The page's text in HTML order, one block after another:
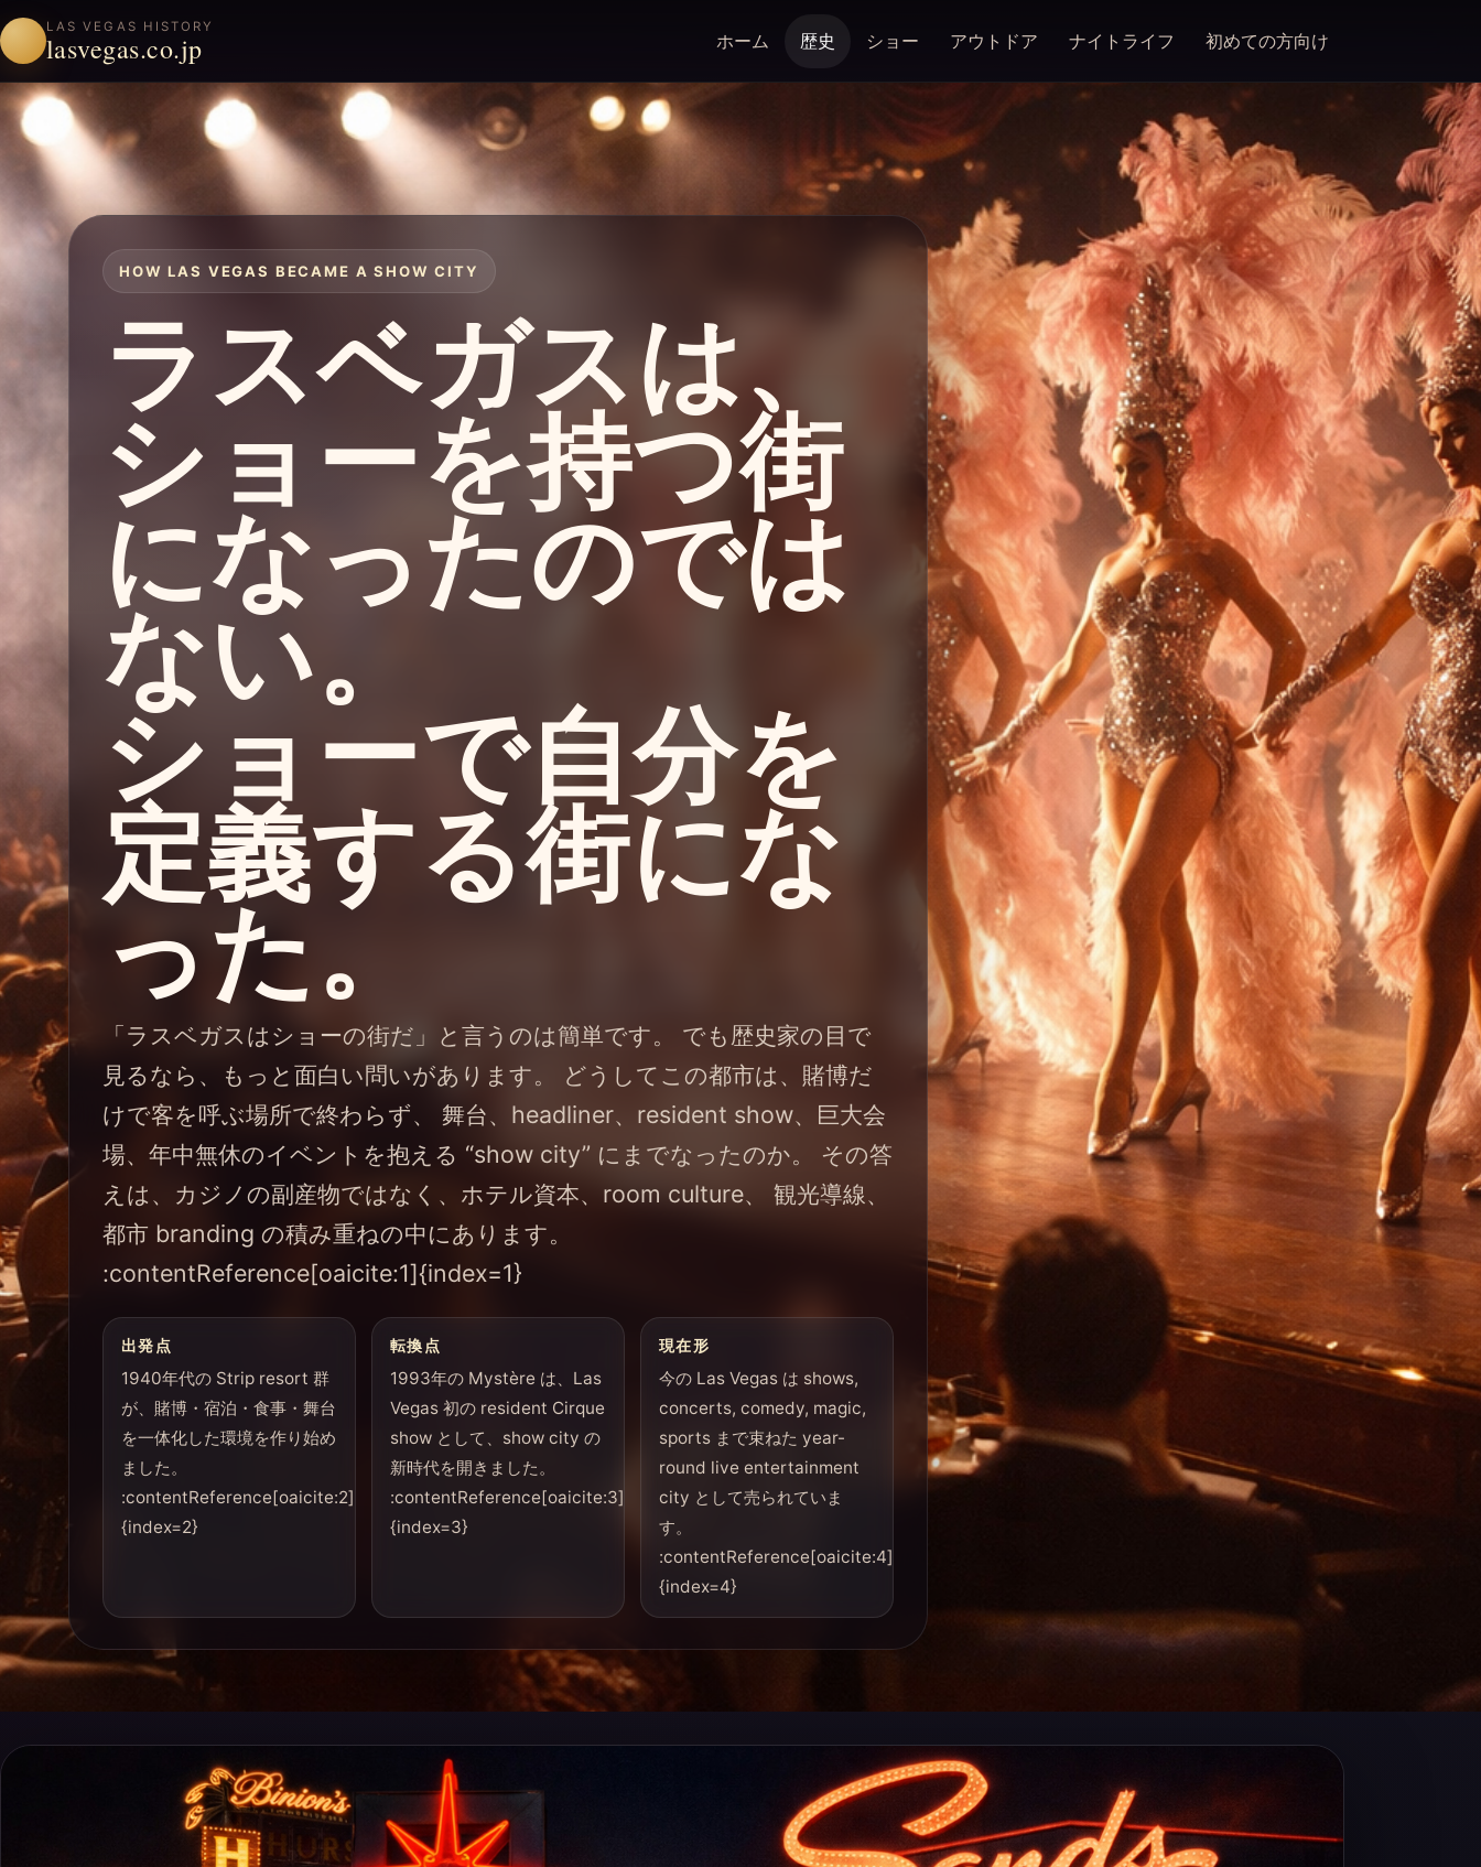
LAS VEGAS HISTORY
lasvegas.co.jp ホーム 歴史 ショー アウトドア ナイトライフ 初めての方向け
HOW LAS VEGAS BECAME A SHOW CITY
ラスベガスは、
ショーを持つ街
になったのでは
ない。
ショーで自分を
定義する街にな
った。
「ラスベガスはショーの街だ」と言うのは簡単です。 でも歴史家の目で
見るなら、もっと面白い問いがあります。 どうしてこの都市は、賭博だ
けで客を呼ぶ場所で終わらず、 舞台、headliner、resident show、巨大会
場、年中無休のイベントを抱える “show city” にまでなったのか。 その答
えは、カジノの副産物ではなく、ホテル資本、room culture、 観光導線、
都市 branding の積み重ねの中にあります。
:contentReference[oaicite:1]{index=1}
出発点
1940年代の Strip resort 群
が、賭博・宿泊・食事・舞台
を一体化した環境を作り始め
ました。
:contentReference[oaicite:2]
{index=2}
転換点
1993年の Mystère は、Las
Vegas 初の resident Cirque
show として、show city の
新時代を開きました。
:contentReference[oaicite:3]
{index=3}
現在形
今の Las Vegas は shows,
concerts, comedy, magic,
sports まで束ねた year-
round live entertainment
city として売られていま
す。
:contentReference[oaicite:4]
{index=4}